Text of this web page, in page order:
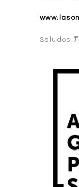
Saludos